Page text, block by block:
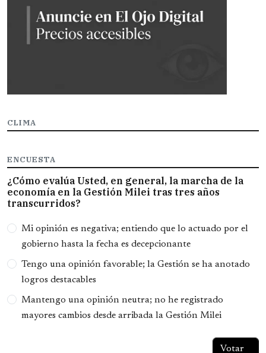
CLIMA
ENCUESTA
¿Cómo evalúa Usted, en general, la marcha de la
economía en la Gestión Milei tras tres años
transcurridos?
Opciones
Mi opinión es negativa; entiendo que lo actuado por el
gobierno hasta la fecha es decepcionante
Tengo una opinión favorable; la Gestión se ha anotado
logros destacables
Mantengo una opinión neutra; no he registrado
mayores cambios desde arribada la Gestión Milei